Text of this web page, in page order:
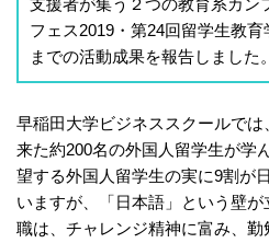
フェス2019・第24回留学生教
までの活動成果を報告しました。
早稲田大学ビジネススクールで
来た約200名の外国人留学生が学
望する外国人留学生の実に9割が
いますが、「日本語」という壁
職は、チャレンジ精神に富み、